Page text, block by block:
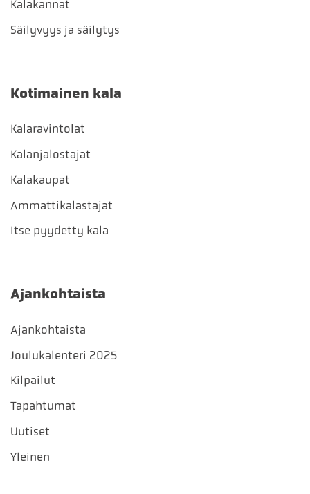
Kalakannat
Säilyvyys ja säilytys
Kotimainen kala
Kalaravintolat
Kalanjalostajat
Kalakaupat
Ammattikalastajat
Itse pyydetty kala
Ajankohtaista
Ajankohtaista
Joulukalenteri 2025
Kilpailut
Tapahtumat
Uutiset
Yleinen